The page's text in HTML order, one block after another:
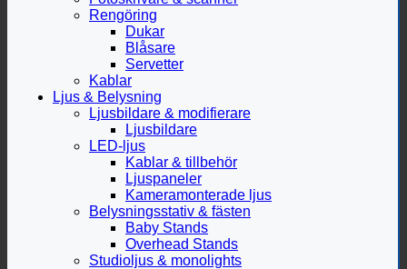
Rengöring
Dukar
Blåsare
Servetter
Kablar
Ljus & Belysning
Ljusbildare & modifierare
Ljusbildare
LED-ljus
Kablar & tillbehör
Ljuspaneler
Kameramonterade ljus
Belysningsstativ & fästen
Baby Stands
Overhead Stands
Studioljus & monolights